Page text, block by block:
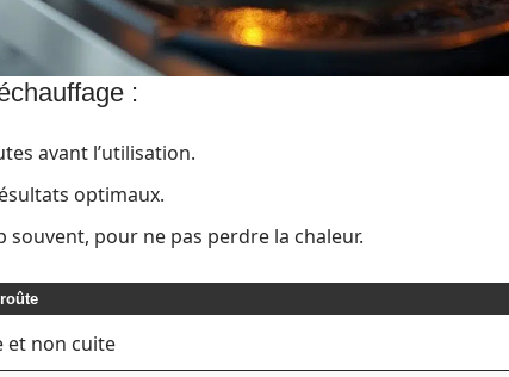
:
avant l’utilisation.
optimaux.
pour ne pas perdre la chaleur.
et non cuite